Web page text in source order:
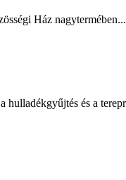
Ház nagytermében...
és a